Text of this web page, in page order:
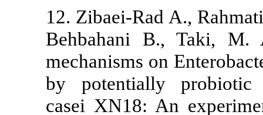
12. Zibaei-
Behbahani
mechanisms
by
casei XN18: